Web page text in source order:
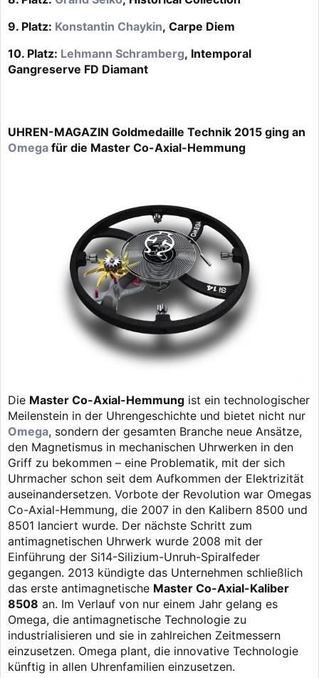
9. Platz: Konstantin Chaykin, Carpe Diem
10. Platz: Lehmann Schramberg, Intemporal
Gangreserve FD Diamant
UHREN-MAGAZIN Goldmedaille Technik 2015 ging an
Omega für die Master Co-Axial-Hemmung
Die Master Co-Axial-Hemmung ist ein technologischer
Meilenstein in der Uhrengeschichte und bietet nicht nur
Omega, sondern der gesamten Branche neue Ansätze,
den Magnetismus in mechanischen Uhrwerken in den
Griff zu bekommen – eine Problematik, mit der sich
Uhrmacher schon seit dem Aufkommen der Elektrizität
auseinandersetzen. Vorbote der Revolution war Omegas
Co-Axial-Hemmung, die 2007 in den Kalibern 8500 und
8501 lanciert wurde. Der nächste Schritt zum
antimagnetischen Uhrwerk wurde 2008 mit der
Einführung der Si14-Silizium-Unruh-Spiralfeder
gegangen. 2013 kündigte das Unternehmen schließlich
das erste antimagnetische Master Co-Axial-Kaliber
8508 an. Im Verlauf von nur einem Jahr gelang es
Omega, die antimagnetische Technologie zu
industrialisieren und sie in zahlreichen Zeitmessern
einzusetzen. Omega plant, die innovative Technologie
künftig in allen Uhrenfamilien einzusetzen.